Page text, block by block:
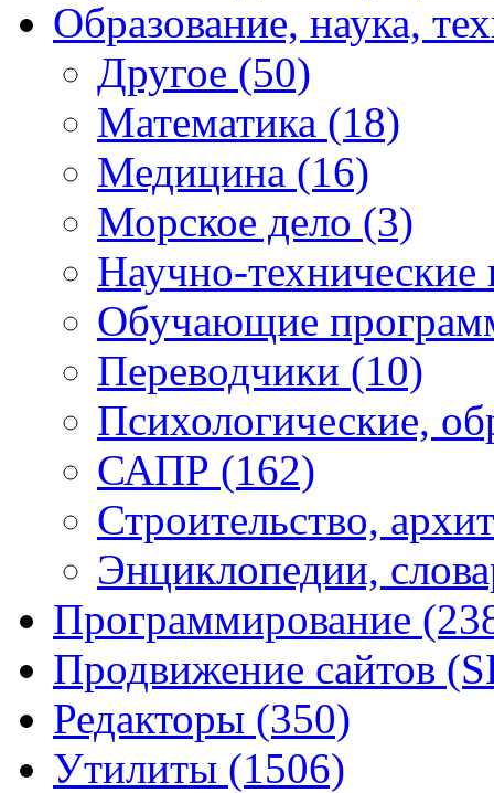
Образование, наука,
Другое (50)
Математика (18)
Медицина (16)
Морское дело (3)
Научно-
Обучающие
Переводчики (10)
Психологические,
САПР (162)
Строительство,
Энциклопедии,
Программирование
Продвижение сайтов
Редакторы (350)
Утилиты (1506)